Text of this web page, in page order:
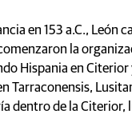
en 153 a.C., León
la
Hispania en
Tarraconensis,
dentro de la Citerior,